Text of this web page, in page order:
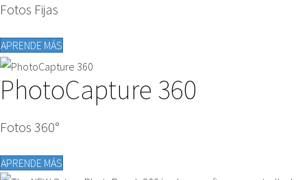
Fotos Fijas
APRENDE MÁS
PhotoCapture 360
Fotos 360°
APRENDE MÁS